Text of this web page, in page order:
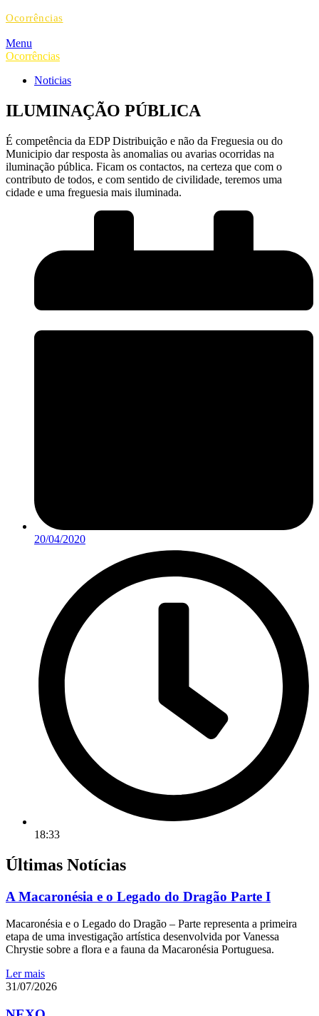
Ocorrências
Menu
Ocorrências
Noticias
ILUMINAÇÃO PÚBLICA
É competência da EDP Distribuição e não da Freguesia ou do
Municipio dar resposta às anomalias ou avarias ocorridas na
iluminação pública. Ficam os contactos, na certeza que com o
contributo de todos, e com sentido de civilidade, teremos uma
cidade e uma freguesia mais iluminada.
20/04/2020
18:33
Últimas Notícias
A Macaronésia e o Legado do Dragão Parte I
Macaronésia e o Legado do Dragão – Parte representa a primeira
etapa de uma investigação artística desenvolvida por Vanessa
Chrystie sobre a flora e a fauna da Macaronésia Portuguesa.
Ler mais
31/07/2026